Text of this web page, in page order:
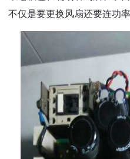
不仅是要更换风扇还要连功率